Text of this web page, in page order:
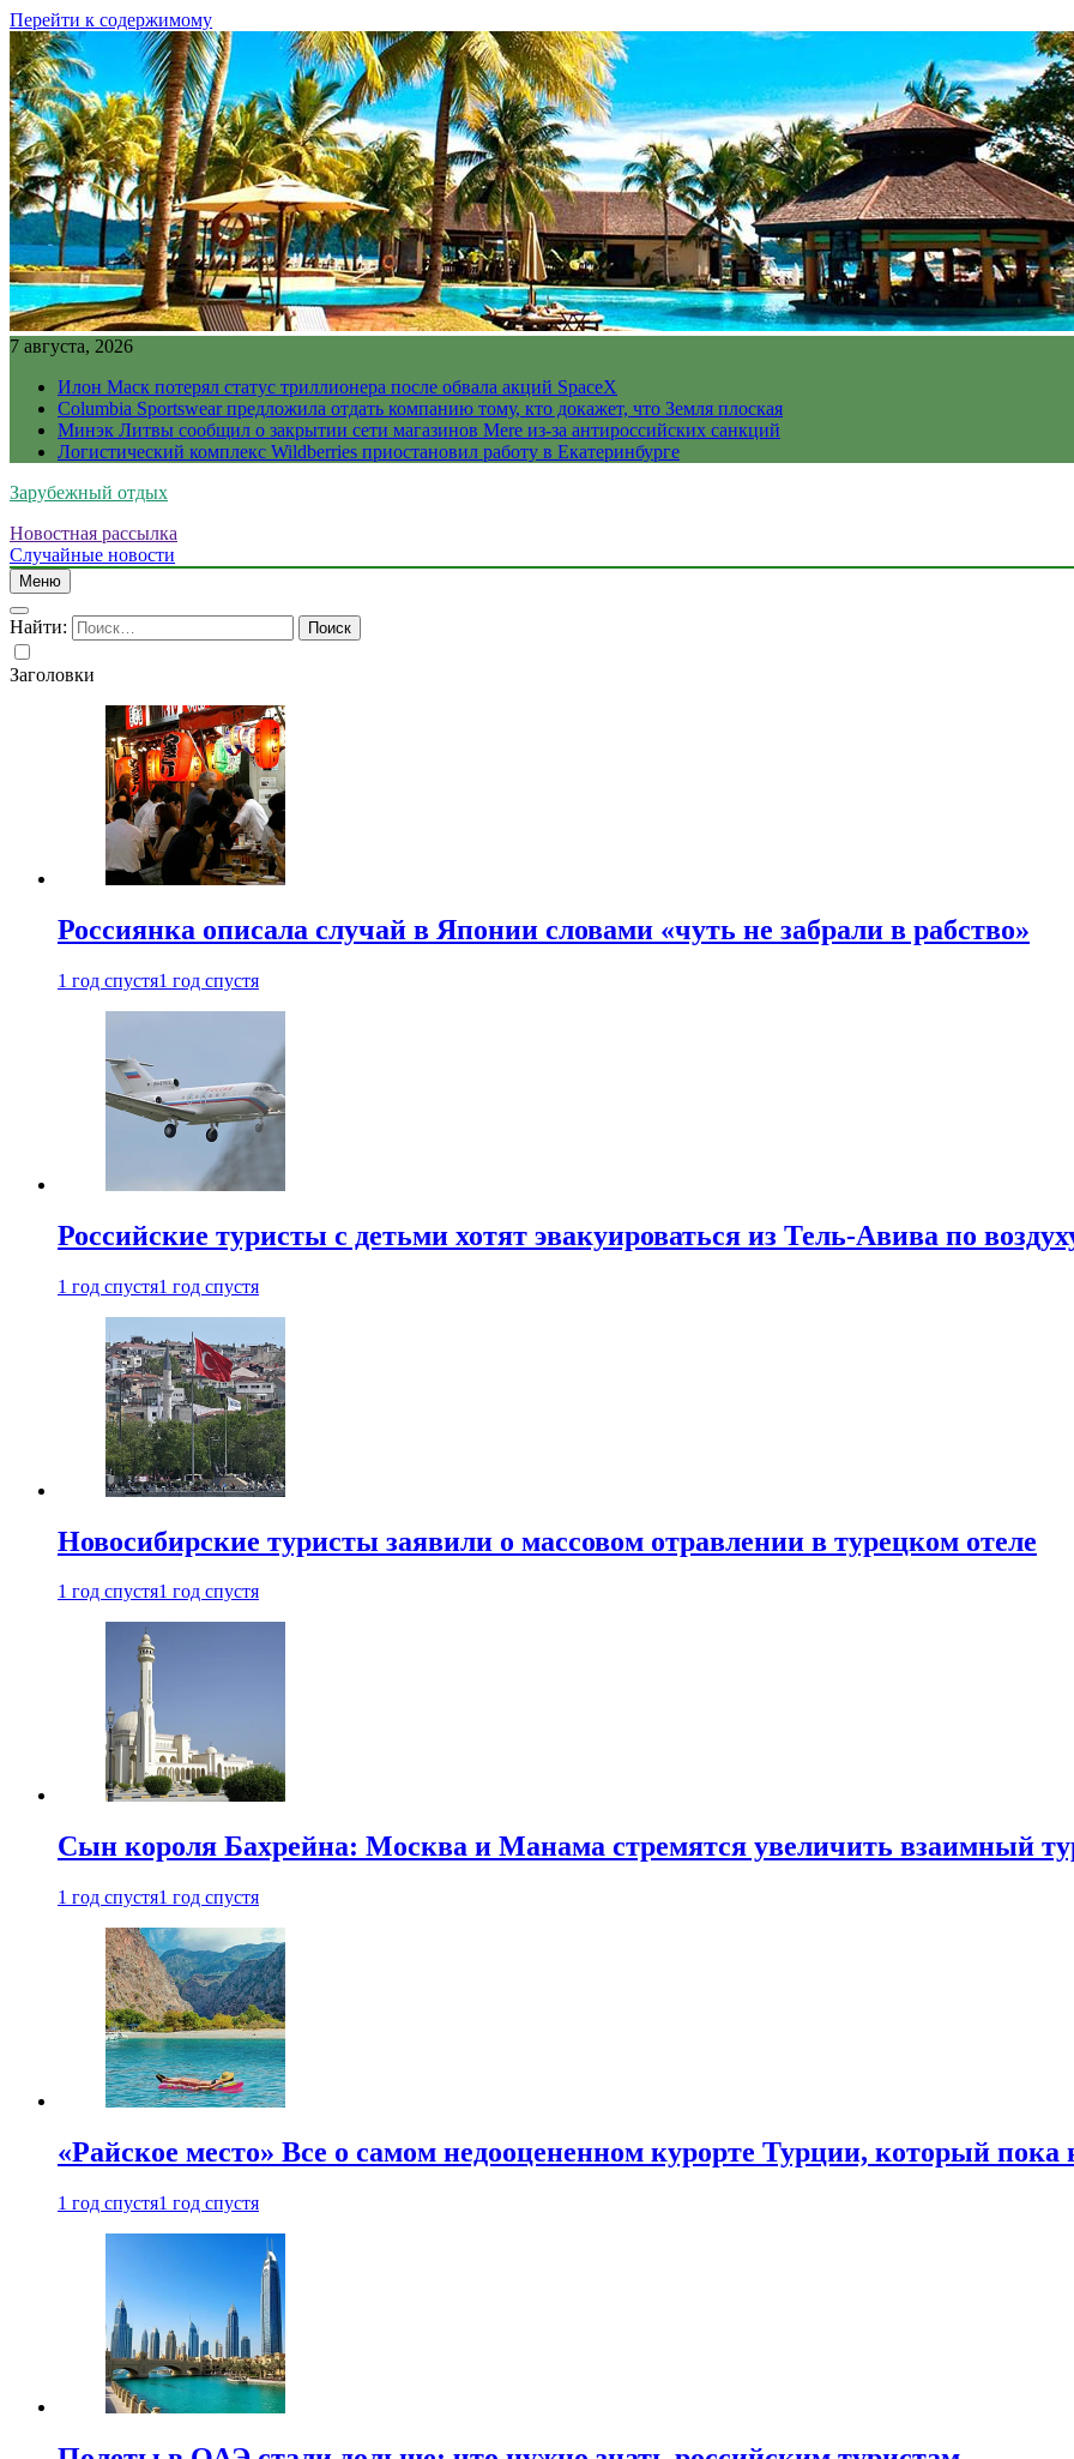
Перейти к содержимому
7 августа, 2026
Илон Маск потерял статус триллионера после обвала акций SpaceX
Columbia Sportswear предложила отдать компанию тому, кто докажет, что Земля плоская
Минэк Литвы сообщил о закрытии сети магазинов Mere из-за антироссийских санкций
Логистический комплекс Wildberries приостановил работу в Екатеринбурге
Зарубежный отдых
Новостная рассылка
Случайные новости
Меню
Найти:
Заголовки
Россиянка описала случай в Японии словами «чуть не забрали в рабство»
1 год спустя1 год спустя
Российские туристы с детьми хотят эвакуироваться из Тель-Авива по
1 год спустя1 год спустя
Новосибирские туристы заявили о массовом отравлении в турецком отеле
1 год спустя1 год спустя
Сын короля Бахрейна: Москва и Манама стремятся увеличить взаимный
1 год спустя1 год спустя
«Райское место» Все о самом недооцененном курорте Турции, который пока
1 год спустя1 год спустя